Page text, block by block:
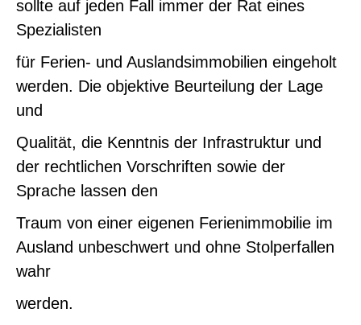
sollte auf jeden Fall immer der Rat eines
Spezialisten
für Ferien- und Auslandsimmobilien eingeholt
werden. Die objektive Beurteilung der Lage
und
Qualität, die Kenntnis der Infrastruktur und
der rechtlichen Vorschriften sowie der
Sprache lassen den
Traum von einer eigenen Ferienimmobilie im
Ausland unbeschwert und ohne Stolperfallen
wahr
werden.